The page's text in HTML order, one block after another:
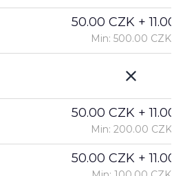
50.00 CZK +
Min: 500.00 CZK
50.00 CZK +
Min: 200.00 CZK
50.00 CZK +